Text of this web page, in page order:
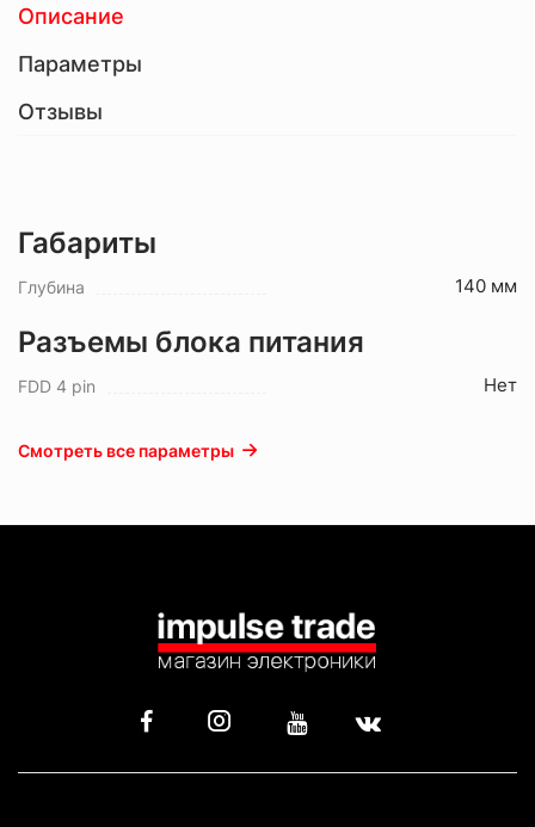
Описание
Параметры
Отзывы
Габариты
Глубина 140 мм
Разъемы блока питания
FDD 4 pin Нет
Смотреть все параметры